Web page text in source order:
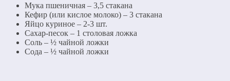
Мука пшеничная – 3,5 стакана
Кефир (или кислое молоко) – 3 стакана
Яйцо куриное – 2-3 шт.
Сахар-песок – 1 столовая ложка
Соль – ½ чайной ложки
Сода – ½ чайной ложки